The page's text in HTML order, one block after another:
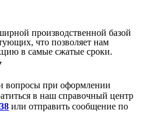
производственной базой
что позволяет нам
в самые сжатые сроки.
вопросы при оформлении
в наш справочный центр
или отправить сообщение по